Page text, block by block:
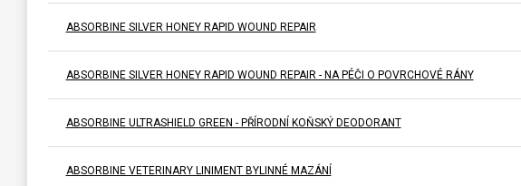
ABSORBINE SILVER HONEY RAPID WOUND REPAIR
ABSORBINE SILVER HONEY RAPID WOUND REPAIR - NA PÉČI O POVRCHOVÉ RÁNY
ABSORBINE ULTRASHIELD GREEN - PŘÍRODNÍ KOŇSKÝ DEODORANT
ABSORBINE VETERINARY LINIMENT BYLINNÉ MAZÁNÍ